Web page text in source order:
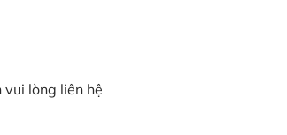
lòng liên hệ